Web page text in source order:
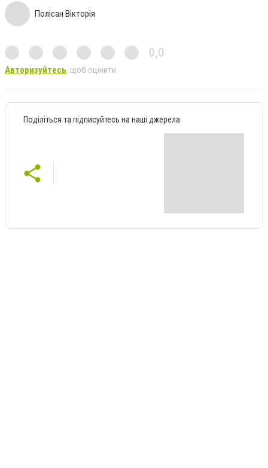
Полісан Вікторія
0,0
Авторизуйтесь, щоб оцінити
Поділіться та підписуйтесь на наші джерела